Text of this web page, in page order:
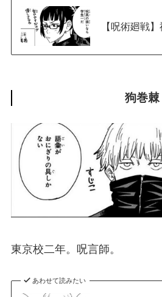
【呪術廻戦
狗巻棘
東京校二年。呪言師。
あわせて読みたい